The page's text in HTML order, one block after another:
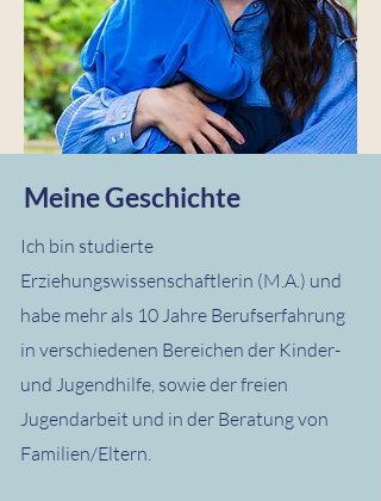
Meine Geschichte
Ich bin studierte
Erziehungswissenschaftlerin (M.A.) und
habe mehr als 10 Jahre Berufserfahrung
in verschiedenen Bereichen der Kinder-
und Jugendhilfe, sowie der freien
Jugendarbeit und in der Beratung von
Familien/Eltern.